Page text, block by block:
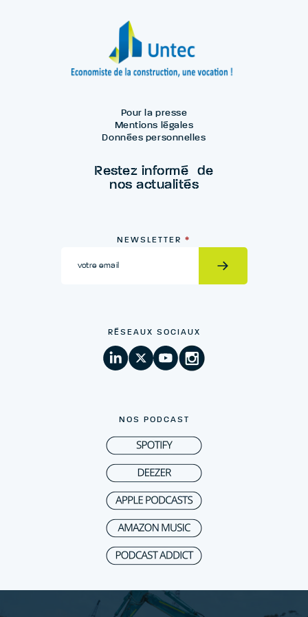
Pour la presse
Mentions légales
Données personnelles
Restez informé de
nos actualités
NewsletterNEWSLETTER *
RÉSEAUX SOCIAUX
NOS PODCAST